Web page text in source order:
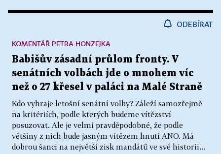
ODEBÍRAT
Babišův zásadní průlom fronty. V
senátních volbách jde o mnohem víc
než o 27 křesel v paláci na Malé Straně
Kdo vyhraje letošní senátní volby? Záleží samozřejmě
na kritériích, podle kterých budeme vítězství
posuzovat. Ale je velmi pravděpodobné, že podle
většiny z nich bude jasným vítězem hnutí ANO. Má
dobrou šanci na největší zisk mandátů ve své historii...
KOMENTÁŘ PETRA HONZEJKA